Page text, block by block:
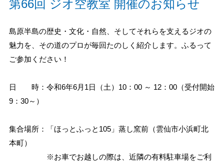
第66回 ジオ空教室 開催のお知らせ
島原半島の歴史・文化・自然、そしてそれらを支えるジオの
魅力を、その道のプロが毎回たのしく紹介します。ふるって
ご参加ください！
日 時：令和6年6月1日（土）10：00 ～ 12：00（受付開始
9：30～）
集合場所：「ほっとふっと105」蒸し窯前（雲仙市小浜町北
本町）
※お車でお越しの際は、近隣の有料駐車場をご利